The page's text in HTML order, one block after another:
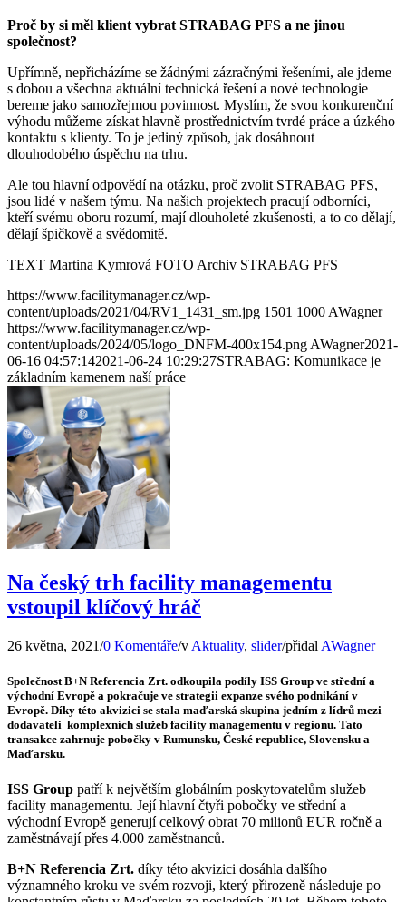
Proč by si měl klient vybrat STRABAG PFS a ne jinou
společnost?
Upřímně, nepřicházíme se žádnými zázračnými řešeními, ale jdeme
s dobou a všechna aktuální technická řešení a nové technologie
bereme jako samozřejmou povinnost. Myslím, že svou konkurenční
výhodu můžeme získat hlavně prostřednictvím tvrdé práce a úzkého
kontaktu s klienty. To je jediný způsob, jak dosáhnout
dlouhodobého úspěchu na trhu.
Ale tou hlavní odpovědí na otázku, proč zvolit STRABAG PFS,
jsou lidé v našem týmu. Na našich projektech pracují odborníci,
kteří svému oboru rozumí, mají dlouholeté zkušenosti, a to co dělají,
dělají špičkově a svědomitě.
TEXT Martina Kymrová FOTO Archiv STRABAG PFS
https://www.facilitymanager.cz/wp-
content/uploads/2021/04/RV1_1431_sm.jpg 1501 1000 AWagner
https://www.facilitymanager.cz/wp-
content/uploads/2024/05/logo_DNFM-400x154.png AWagner2021-
06-16 04:57:142021-06-24 10:29:27STRABAG: Komunikace je
základním kamenem naší práce
Na český trh facility managementu
vstoupil klíčový hráč
26 května, 2021/0 Komentáře/v Aktuality, slider/přidal AWagner
Společnost B+N Referencia Zrt. odkoupila podíly ISS Group ve střední a
východní Evropě a pokračuje ve strategii expanze svého podnikání v
Evropě. Díky této akvizici se stala maďarská skupina jedním z lídrů mezi
dodavateli komplexních služeb facility managementu v regionu. Tato
transakce zahrnuje pobočky v Rumunsku, České republice, Slovensku a
Maďarsku.
ISS Group patří k největším globálním poskytovatelům služeb
facility managementu. Její hlavní čtyři pobočky ve střední a
východní Evropě generují celkový obrat 70 milionů EUR ročně a
zaměstnávají přes 4.000 zaměstnanců.
B+N Referencia Zrt. díky této akvizici dosáhla dalšího
významného kroku ve svém rozvoji, který přirozeně následuje po